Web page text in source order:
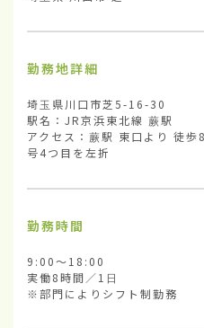
勤務地詳細
埼玉県川口市芝5-16-30
駅名：JR京浜東北線 蕨駅
アクセス：蕨駅 東口より 徒
号4つ目を左折
勤務時間
9:00～18:00
実働8時間／1日
※部門によりシフト制勤務